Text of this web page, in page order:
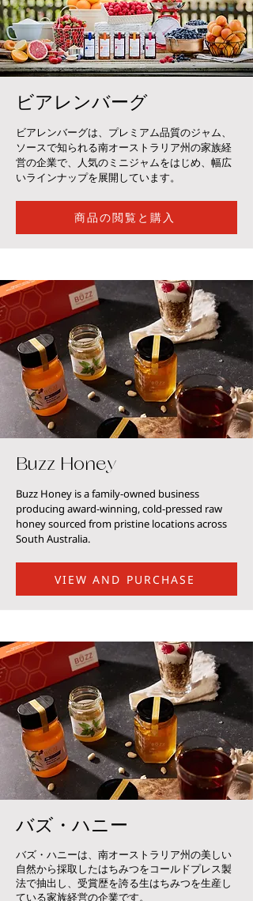
ビアレンバーグ
ビアレンバーグは、プレミアム品質のジャム、
ソースで知られる南オーストラリア州の家族経
営の企業で、人気のミニジャムをはじめ、幅広
いラインナップを展開しています。
商品の閲覧と購入
Buzz Honey
Buzz Honey is a family-owned business
producing award-winning, cold-pressed raw
honey sourced from pristine locations across
South Australia.​
VIEW AND PURCHASE
バズ・ハニー
バズ・ハニーは、南オーストラリア州の美しい
自然から採取したはちみつをコールドプレス製
法で抽出し、受賞歴を誇る生はちみつを生産し
ている家族経営の企業です。